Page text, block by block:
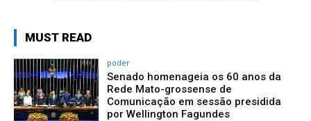
MUST READ
poder
Senado homenageia os 60 anos da
Rede Mato-grossense de
Comunicação em sessão presidida
por Wellington Fagundes